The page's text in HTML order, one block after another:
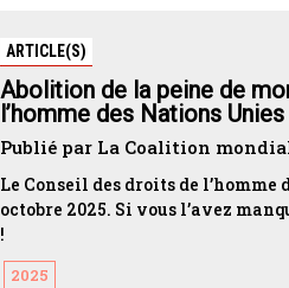
ARTICLE(S)
Abolition de la peine de
l’homme des Nations Unies
Publié par La Coalition
Le Conseil des droits de
octobre 2025. Si vous l’avez
!
2025